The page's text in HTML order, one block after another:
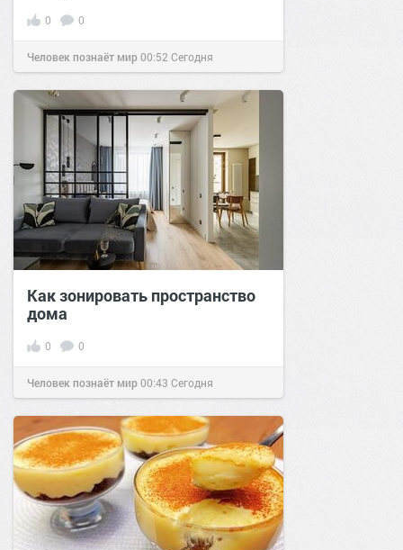
0 0
Человек познаёт мир00:52 Сегодня
Как зонировать пространство
дома
0 0
Человек познаёт мир00:43 Сегодня